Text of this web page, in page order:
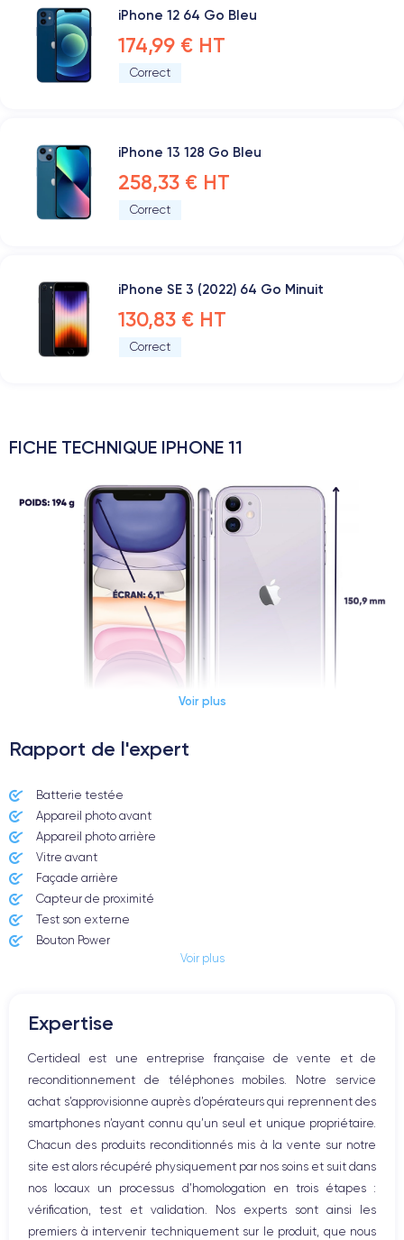
iPhone 12 64 Go Bleu
174,99 € HT
Correct
iPhone 13 128 Go Bleu
258,33 € HT
Correct
iPhone SE 3 (2022) 64 Go Minuit
130,83 € HT
Correct
FICHE TECHNIQUE IPHONE 11
Dimensions et poids iPhone 11
Date de sortie
10/09/2019
Dimensions
IPS LCD 6.1 pouces
Apple A13 Bionic 6
Nom GPU
GPU 4 cœurs
Fréq. processeur
2.65 GHz
12 MP 12 MP
Résolution vidéo
4K - 3840x2160px
Recharge rapide
Oui, minimum 18W
Voir plus
Rapport de l'expert
Batterie testée
Appareil photo avant
Appareil photo arrière ​
Vitre avant ​
Façade arrière
Capteur de proximité
Test son externe
Bouton Power
Haut parleur
Bouton Home
Bluetooth
WiFi
Réseau
Vibreur
Prise USB
Voir plus
Expertise
Certideal est une entreprise française de vente et de
reconditionnement de téléphones mobiles. Notre service
achat s’approvisionne auprès d’opérateurs qui reprennent des
smartphones n’ayant connu qu’un seul et unique propriétaire.
Chacun des produits reconditionnés mis à la vente sur notre
site est alors récupéré physiquement par nos soins et suit dans
nos locaux un processus d’homologation en trois étapes :
vérification, test et validation. Nos experts sont ainsi les
premiers à intervenir techniquement sur le produit, que nous